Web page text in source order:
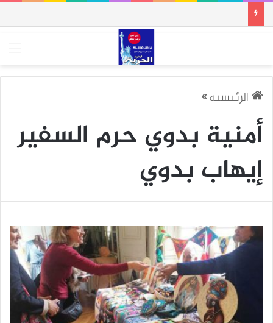
الرئيسية»
أمنية بدوي حرم السفير
إيهاب بدوي